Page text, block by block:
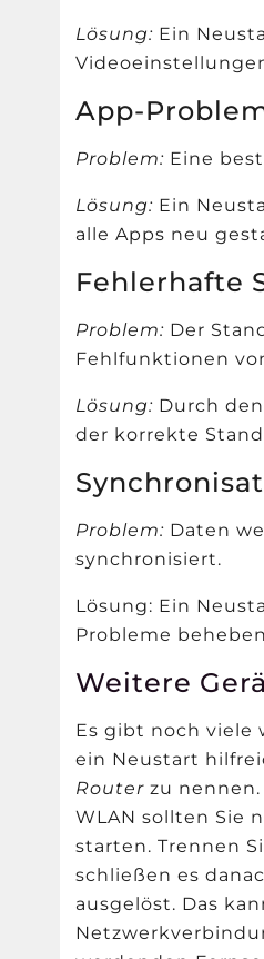
Lösung: Ein
App-
Problem: Eine
Lösung: Ein
alle Apps neu
Fehlerhafte
Problem: Der
Fehlfunktionen
Lösung: Durch
der korrekte
Problem: Daten
synchronisiert.
Lösung: Ein
Probleme
Weitere
Es gibt noch viele
ein Neustart
Router zu
WLAN sollten Sie
starten. Trennen
schließen es
ausgelöst. Das